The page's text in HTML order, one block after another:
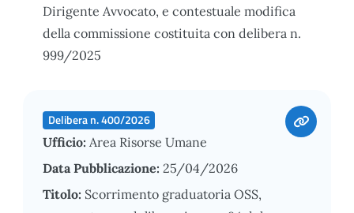
Dirigente Avvocato, e contestuale modifica
della commissione costituita con delibera n.
999/2025
Delibera n. 400/2026
Ufficio: Area Risorse Umane
Data Pubblicazione: 25/04/2026
Titolo: Scorrimento graduatoria OSS,